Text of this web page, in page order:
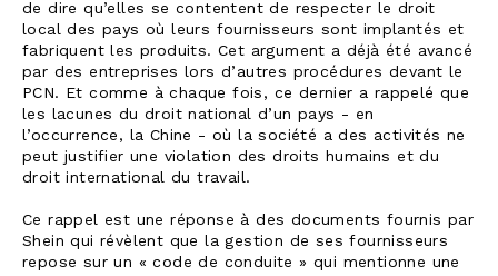
de dire qu’elles se contentent de respecter le droit
local des pays où leurs fournisseurs sont implantés et
fabriquent les produits. Cet argument a déjà été avancé
par des entreprises lors d’autres procédures devant le
PCN. Et comme à chaque fois, ce dernier a rappelé que
les lacunes du droit national d’un pays - en
l’occurrence, la Chine - où la société a des activités ne
peut justifier une violation des droits humains et du
droit international du travail.
Ce rappel est une réponse à des documents fournis par
Shein qui révèlent que la gestion de ses fournisseurs
repose sur un « code de conduite » qui mentionne une